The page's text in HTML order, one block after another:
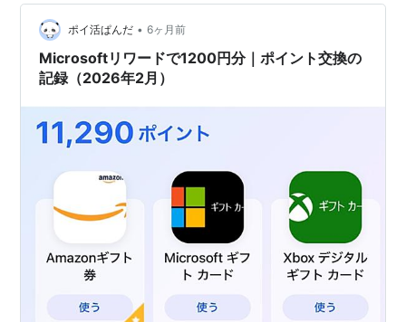
PCからの方がおそらく楽なのではと思い追記していま
す。 ポイ活ぱんだ • 6ヶ月前
Microsoftリワードで1200円分｜ポイント交換の
記録（2026年2月）